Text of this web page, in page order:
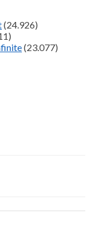
(24.926)
(23.077)